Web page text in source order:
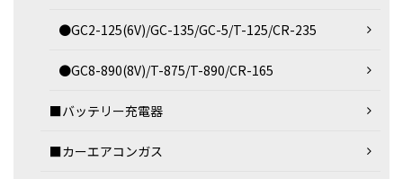
●GC2-125(6V)/GC-135/GC-5/T-125/CR-235
●GC8-890(8V)/T-875/T-890/CR-165
■バッテリー充電器
■カーエアコンガス